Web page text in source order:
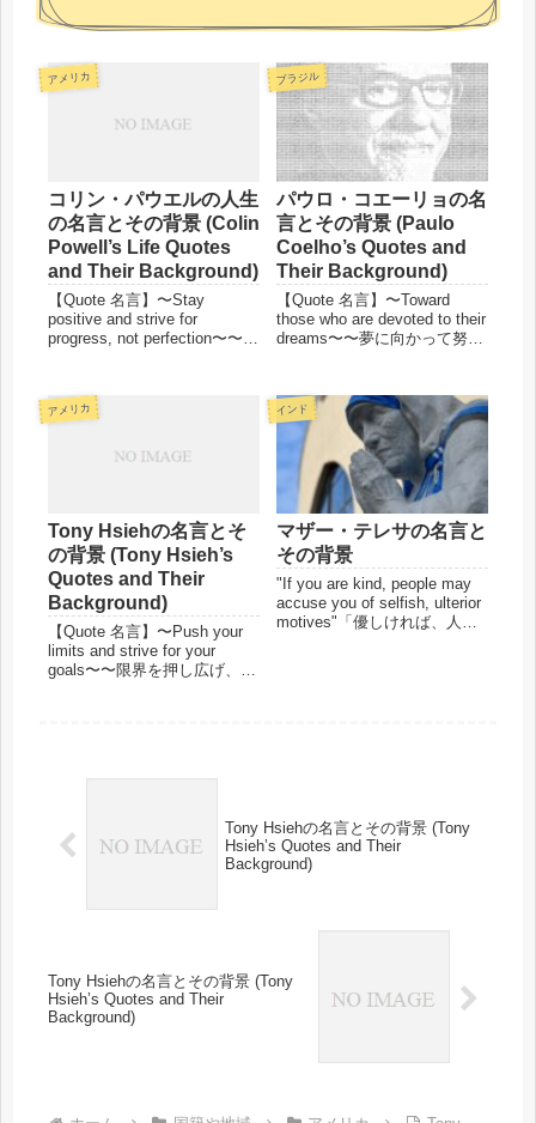
アメリカ
コリン・パウエルの人生
の名言とその背景 (Colin
Powell’s Life Quotes
and Their Background)
【Quote 名言】〜Stay
positive and strive for
progress, not perfection〜〜ポ
るあなたへ〜Negativity
distracts ...
ブラジル
パウロ・コエーリョの名
言とその背景 (Paulo
Coelho’s Quotes and
Their Background)
【Quote 名言】〜Toward
those who are devoted to their
dreams〜〜夢に向かって努力
universe cons...
アメリカ
Tony Hsiehの名言とそ
の背景 (Tony Hsieh’s
Quotes and Their
Background)
【Quote 名言】〜Push your
limits and strive for your
goals〜〜限界を押し広げ、目
インド
マザー・テレサの名言と
その背景
"If you are kind, people may
accuse you of selfish, ulterior
motives"「優しければ、人々
Tony Hsiehの名言とその背景 (Tony
Hsieh’s Quotes and Their
Background)
Tony Hsiehの名言とその背景 (Tony
Hsieh’s Quotes and Their
Background)